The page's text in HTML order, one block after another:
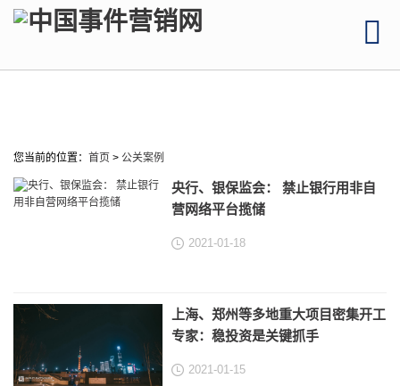
您当前的位置： 首页 > 公关案例
央行、银保监会： 禁止银行用非自
营网络平台揽储
2021-01-18
上海、郑州等多地重大项目密集开工
专家：稳投资是关键抓手
2021-01-15